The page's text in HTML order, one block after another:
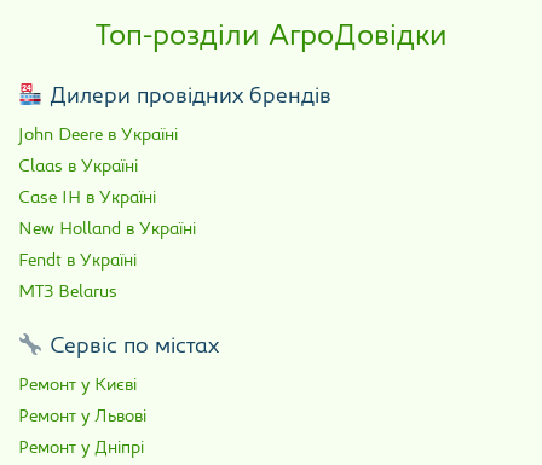
Топ-розділи АгроДовідки
Дилери провідних брендів
John Deere в Україні
Claas в Україні
Case IH в Україні
New Holland в Україні
Fendt в Україні
МТЗ Belarus
Сервіс по містах
Ремонт у Києві
Ремонт у Львові
Ремонт у Дніпрі